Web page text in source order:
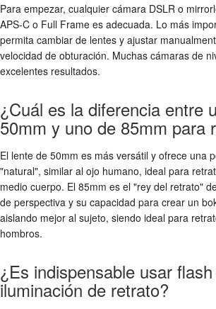
Para empezar, cualquier cámara DSLR o
APS-C o Full Frame es adecuada. Lo más
permita cambiar de lentes y ajustar
velocidad de obturación. Muchas cámaras de
excelentes resultados.
¿Cuál es la diferencia entre
50mm y uno de 85mm para
El lente de 50mm es más versátil y ofrece una
"natural", similar al ojo humano, ideal para
medio cuerpo. El 85mm es el "rey del retrato"
de perspectiva y su capacidad para crear un
aislando mejor al sujeto, siendo ideal para
hombros.
¿Es indispensable usar
iluminación de retrato?